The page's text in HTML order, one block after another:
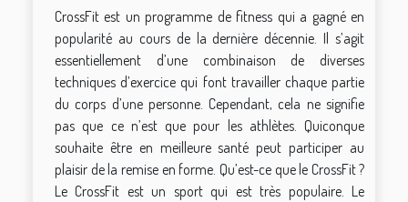
CrossFit est un programme de fitness qui a gagné en
popularité au cours de la dernière décennie. Il s’agit
essentiellement d’une combinaison de diverses
techniques d’exercice qui font travailler chaque partie
du corps d’une personne. Cependant, cela ne signifie
pas que ce n’est que pour les athlètes. Quiconque
souhaite être en meilleure santé peut participer au
plaisir de la remise en forme. Qu’est-ce que le CrossFit ?
Le CrossFit est un sport qui est très populaire. Le